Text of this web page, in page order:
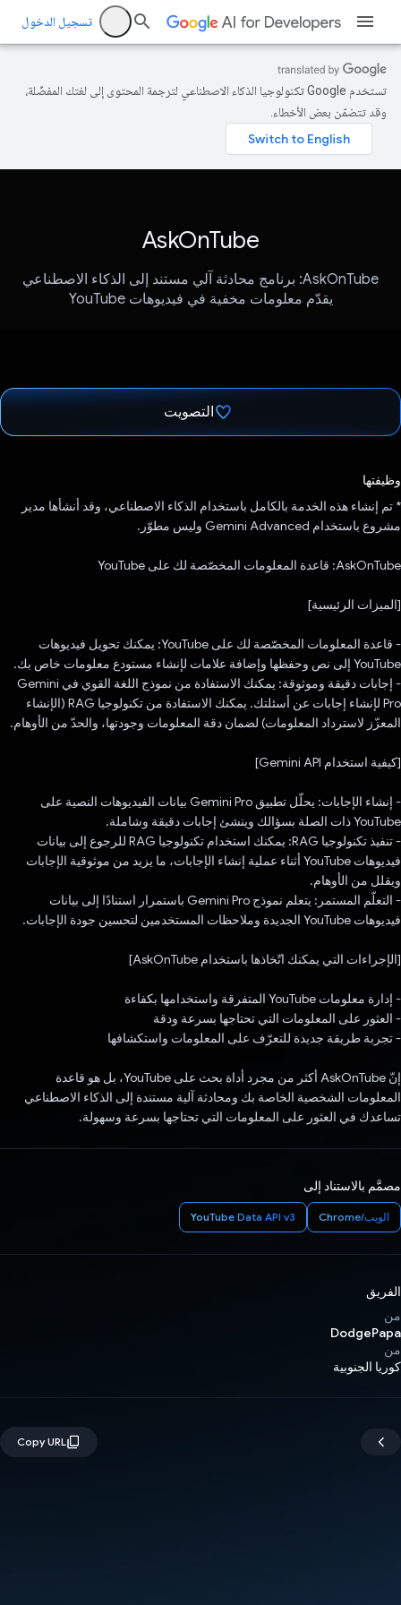
تسجيل الدخول
تستخدم Google تكنولوجيا الذكاء الاصطناعي لترجمة المحتوى إلى لغتك المفضّلة،
وقد تتضمّن بعض الأخطاء.
AskOnTube
AskOnTube: برنامج محادثة آلي مستند إلى الذكاء الاصطناعي
يقدّم معلومات مخفية في فيديوهات YouTube
التصويت
وظيفتها
* تم إنشاء هذه الخدمة بالكامل باستخدام الذكاء الاصطناعي، وقد أنشأها مدير
مشروع باستخدام Gemini Advanced وليس مطوّر.
AskOnTube: قاعدة المعلومات المخصّصة لك على YouTube
[الميزات الرئيسية]
- قاعدة المعلومات المخصّصة لك على YouTube: يمكنك تحويل فيديوهات
YouTube إلى نص وحفظها وإضافة علامات لإنشاء مستودع معلومات خاص بك.
- إجابات دقيقة وموثوقة: يمكنك الاستفادة من نموذج اللغة القوي في Gemini
Pro لإنشاء إجابات عن أسئلتك. يمكنك الاستفادة من تكنولوجيا RAG (الإنشاء
المعزّز لاسترداد المعلومات) لضمان دقة المعلومات وجودتها، والحدّ من الأوهام.
[كيفية استخدام Gemini API]
- إنشاء الإجابات: يحلّل تطبيق Gemini Pro بيانات الفيديوهات النصية على
YouTube ذات الصلة بسؤالك وينشئ إجابات دقيقة وشاملة.
- تنفيذ تكنولوجيا RAG: يمكنك استخدام تكنولوجيا RAG للرجوع إلى بيانات
فيديوهات YouTube أثناء عملية إنشاء الإجابات، ما يزيد من موثوقية الإجابات
ويقلل من الأوهام.
- التعلّم المستمر: يتعلم نموذج Gemini Pro باستمرار استنادًا إلى بيانات
فيديوهات YouTube الجديدة وملاحظات المستخدمين لتحسين جودة الإجابات.
[الإجراءات التي يمكنك اتّخاذها باستخدام AskOnTube]
- إدارة معلومات YouTube المتفرقة واستخدامها بكفاءة
- العثور على المعلومات التي تحتاجها بسرعة ودقة
- تجربة طريقة جديدة للتعرّف على المعلومات واستكشافها
إنّ AskOnTube أكثر من مجرد أداة بحث على YouTube، بل هو قاعدة
المعلومات الشخصية الخاصة بك ومحادثة آلية مستندة إلى الذكاء الاصطناعي
تساعدك في العثور على المعلومات التي تحتاجها بسرعة وسهولة.
مصمَّم بالاستناد إلى
الويب/Chrome YouTube Data API v3
الفريق
من
DodgePapa
من
كوريا الجنوبية